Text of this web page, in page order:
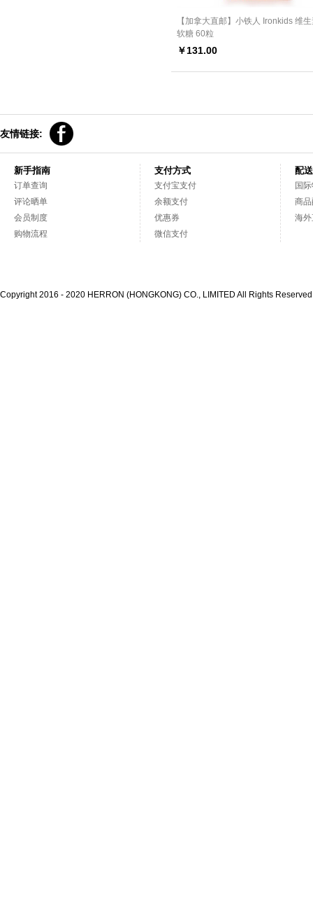
【加拿大直邮】小铁人 Ironkids 维
软糖 60粒
￥131.00
友情链接:
新手指南
订单查询
评论晒单
会员制度
购物流程
支付方式
支付宝支付
余额支付
优惠券
微信支付
配
国
商
海
Copyright 2016 - 2020 HERRON (HONGKONG) CO., LIMITED All Rights